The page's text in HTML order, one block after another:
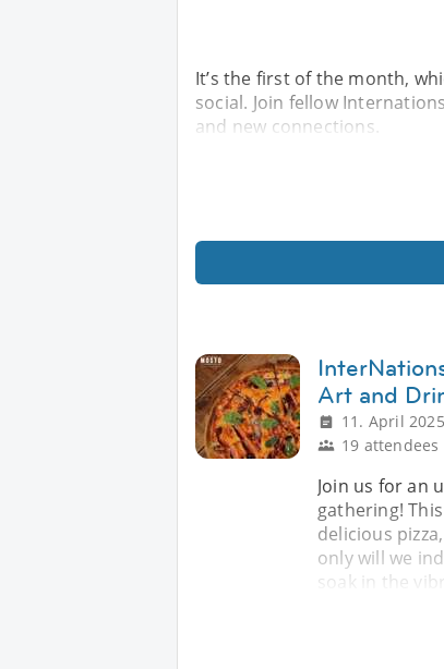
It’s the first of the month,
social. Join fellow
and new connections.
Art and
11. April
19 attendees
Join us for an
gathering!
delicious
only will we
soak in the